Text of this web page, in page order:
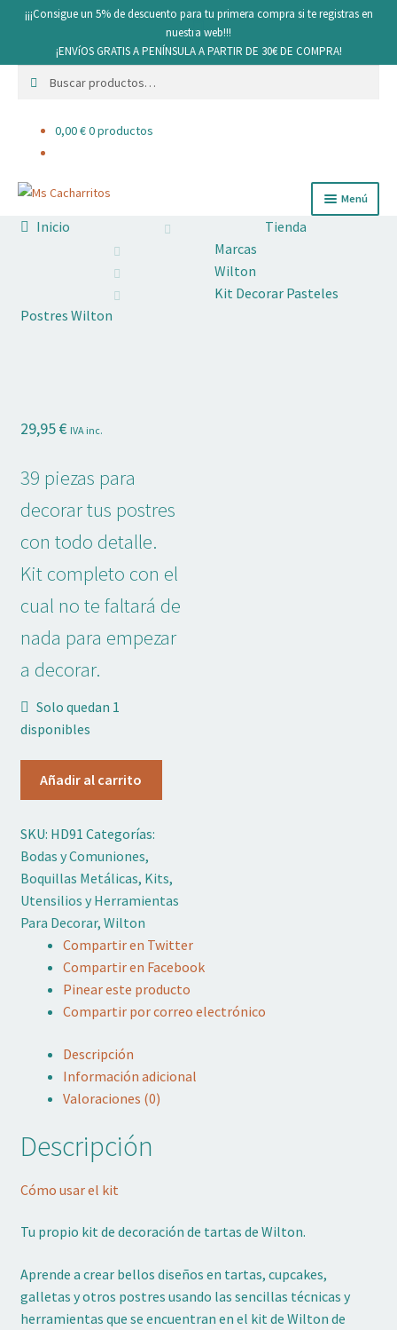
¡¡¡Consigue un 5% de descuento para tu primera compra si te registras en
nuestra web!!!
¡ENVíOS GRATIS A PENÍNSULA A PARTIR DE 30€ DE COMPRA!
Buscar
0,00€0 productos
Ir
la
Ir
contenido
Menú
Cacharritos y Utensilios
Ingredientes
Textil
Temas
OFERTAS
Mi cuenta
Lista de deseos
Blog de Repostería
Inicio
Tienda
Marcas
Wilton
Kit Decorar Pasteles
Postres Wilton
29,95€ IVA inc.
39 piezas para
decorar tus postres
con todo detalle.
Kit completo con el
cual no te faltará de
nada para empezar
a decorar.
Solo quedan 1
disponibles
Postres
Wilton
cantidad
Añadir al carrito
SKU: HD91 Categorías:
Bodas y Comuniones,
Boquillas Metálicas, Kits,
Utensilios y Herramientas
Para Decorar, Wilton
Compartir en Twitter
Compartir en Facebook
Pinear este producto
Compartir por correo electrónico
Descripción
Información adicional
Valoraciones (0)
Descripción
Cómo usar el kit
Tu propio kit de decoración de tartas de Wilton.
Aprende a crear bellos diseños en tartas, cupcakes,
galletas y otros postres usando las sencillas técnicas y
herramientas que se encuentran en el kit de Wilton de